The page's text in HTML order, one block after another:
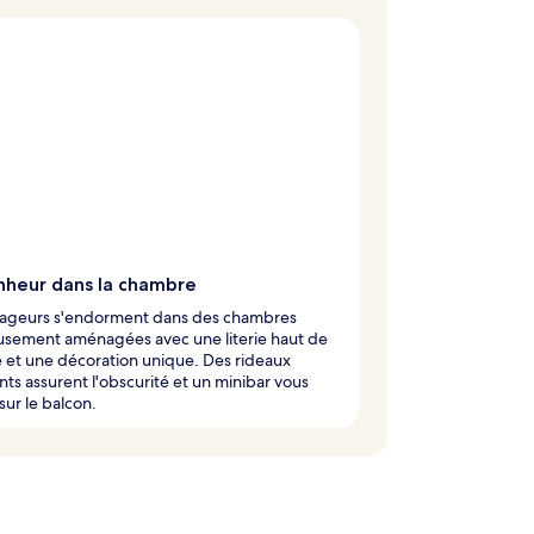
dans la chambre
s'endorment dans des chambres
aménagées avec une literie haut de
et une décoration unique. Des rideaux
assurent l'obscurité et un minibar vous
le balcon.